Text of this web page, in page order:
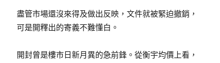
盡管市場還沒來得及做出反映，文件就被緊迫撤銷，
可是開釋出的寄義不難懂白。
開封曾是樓市日新月異的急前鋒。從衡宇均價上看，